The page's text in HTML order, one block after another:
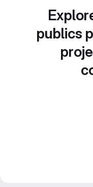
publics